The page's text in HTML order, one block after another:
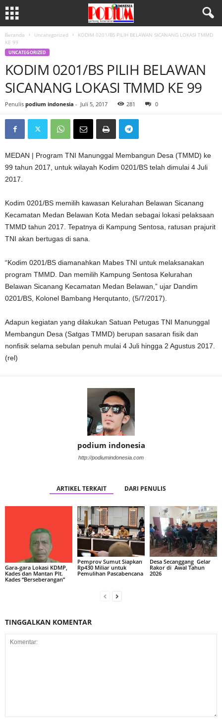
Beranda Uncategorized
KODIM 0201/BS PILIH BELAWAN SICANANG LOKASI TMMD
KE 99
UNCATEGORIZED
KODIM 0201/BS PILIH BELAWAN
SICANANG LOKASI TMMD KE 99
Penulis podium indonesia - Juli 5, 2017 281 0
MEDAN | Program TNI Manunggal Membangun Desa (TMMD) ke
99 tahun 2017, untuk wilayah Kodim 0201/BS telah dimulai 4 Juli
2017.
Kodim 0201/BS memilih kawasan Kelurahan Belawan Sicanang
Kecamatan Medan Belawan Kota Medan sebagai lokasi pelaksaan
TMMD tahun 2017. Tepatnya di Kampung Sentosa, ratusan prajurit
TNI akan bertugas di sana.
“Kodim 0201/BS diamanahkan Mabes TNI untuk melaksanakan
program TMMD. Dan memilih Kampung Sentosa Kelurahan
Belawan Sicanang Kecamatan Medan Belawan,” ujar Dandim
0201/BS, Kolonel Bambang Herqutanto, (5/7/2017).
Adapun kegiatan yang dilakukan Satuan Petugas TNI Manunggal
Membangun Desa (Satgas TMMD) berupan sasaran fisik dan
nonfisik selama sebulan penuh mulai 4 Juli hingga 2 Agustus 2017.
(rel)
podium indonesia
http://podiumindonesia.com
ARTIKEL TERKAIT DARI PENULIS
Gara-gara Lokasi KDMP,
Kades dan Mantan Plt.
Kades “Berseberangan”
Pemprov Sumut Siapkan
Rp430 Miliar untuk
Pemulihan Pascabencana
Desa Secanggang Gelar
Rakor di Awal Tahun
2026
TINGGALKAN KOMENTAR